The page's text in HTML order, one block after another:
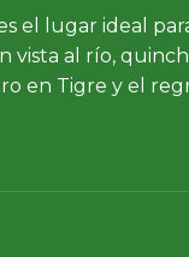
el lugar ideal
vista al río,
en Tigre y el